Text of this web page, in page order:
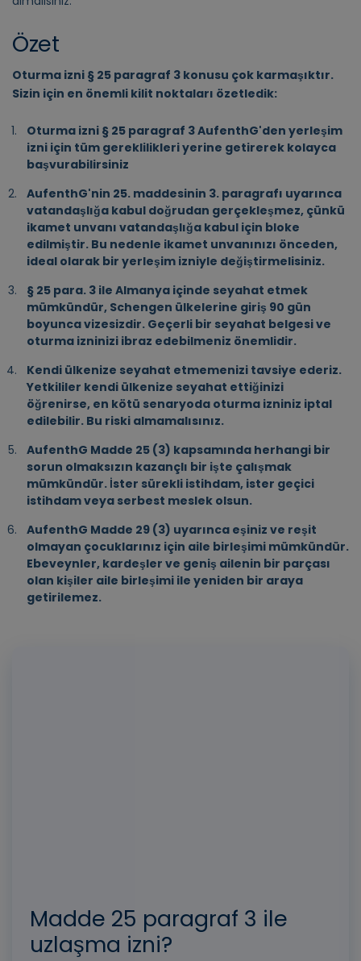
Özet
Oturma izni § 25 paragraf 3 konusu çok karmaşıktır.
Sizin için en önemli kilit noktaları özetledik:
Oturma izni § 25 paragraf 3 AufenthG'den yerleşim
izni için tüm gereklilikleri yerine getirerek kolayca
başvurabilirsiniz
AufenthG'nin 25. maddesinin 3. paragrafı uyarınca
vatandaşlığa kabul doğrudan gerçekleşmez, çünkü
ikamet unvanı vatandaşlığa kabul için bloke
edilmiştir. Bu nedenle ikamet unvanınızı önceden,
ideal olarak bir yerleşim izniyle değiştirmelisiniz.
§ 25 para. 3 ile Almanya içinde seyahat etmek
mümkündür, Schengen ülkelerine giriş 90 gün
boyunca vizesizdir. Geçerli bir seyahat belgesi ve
oturma izninizi ibraz edebilmeniz önemlidir.
Kendi ülkenize seyahat etmemenizi tavsiye ederiz.
Yetkililer kendi ülkenize seyahat ettiğinizi
öğrenirse, en kötü senaryoda oturma izniniz iptal
edilebilir. Bu riski almamalısınız.
AufenthG Madde 25 (3) kapsamında herhangi bir
sorun olmaksızın kazançlı bir işte çalışmak
mümkündür. İster sürekli istihdam, ister geçici
istihdam veya serbest meslek olsun.
AufenthG Madde 29 (3) uyarınca eşiniz ve reşit
olmayan çocuklarınız için aile birleşimi mümkündür.
Ebeveynler, kardeşler ve geniş ailenin bir parçası
olan kişiler aile birleşimi ile yeniden bir araya
getirilemez.
Madde 25 paragraf 3 ile
uzlaşma izni?